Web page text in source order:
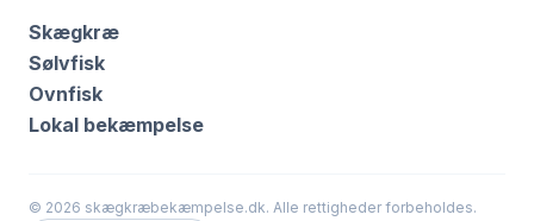
Skægkræ
Sølvfisk
Ovnfisk
Lokal bekæmpelse
© 2026 skægkræbekæmpelse.dk. Alle rettigheder forbeholdes.